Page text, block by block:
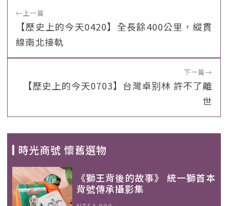
←上一篇
【歷史上的今天0420】全長餘400公里，縱貫
線南北接軌
下一篇→
【歷史上的今天0703】台灣卓别林 許不了離
世
時光商號 懷舊選物
《獅王背後的故事》 統一獅首本
背號傳承攝影集